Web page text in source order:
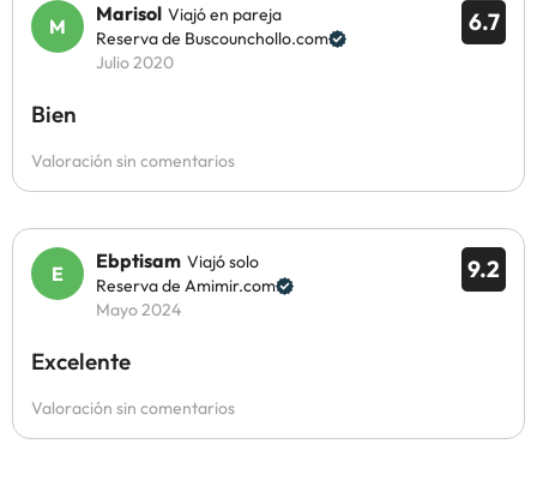
6.7
Marisol Viajó en pareja
Reserva de Buscounchollo.com
Julio 2020
Bien
Valoración sin comentarios
9.2
Ebptisam Viajó solo
Reserva de Amimir.com
Mayo 2024
Excelente
Valoración sin comentarios